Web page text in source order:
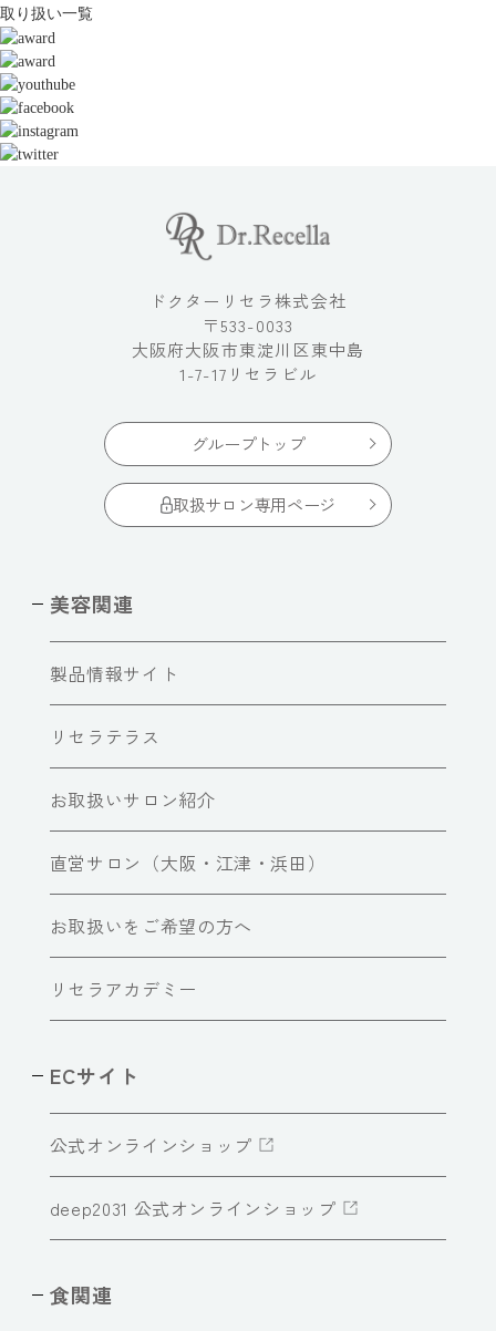
取り扱い一覧
ドクターリセラ株式会社
〒533-0033
大阪府大阪市東淀川区東中島
1-7-17リセラビル
グループトップ
取扱サロン専用ページ
美容関連
製品情報サイト
リセラテラス
お取扱いサロン紹介
直営サロン（大阪・江津・浜田）
お取扱いをご希望の方へ
リセラアカデミー
ECサイト
公式オンラインショップ
deep2031 公式オンラインショップ
食関連